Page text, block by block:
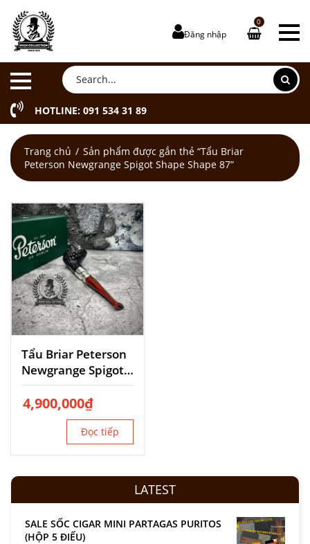
Đăng nhập
0
HOTLINE: 091 534 31 89
Trang chủ
Sản phẩm được gắn thẻ “Tẩu Briar
Peterson Newgrange Spigot Shape Shape 87”
Tẩu Briar Peterson
Newgrange Spigot
Shape Shape 87
4,900,000₫
Đọc tiếp
LATEST
SALE SỐC CIGAR MINI PARTAGAS PURITOS
(HỘP 5 ĐIẾU)